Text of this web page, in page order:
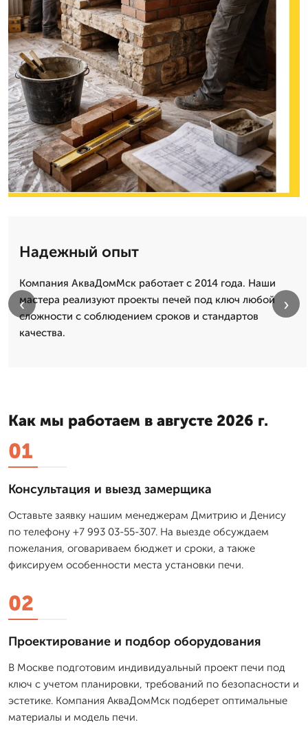
Надежный опыт
Компания АкваДомМск работает с 2014 года. Наши
мастера реализуют проекты печей под ключ любой
сложности с соблюдением сроков и стандартов
качества.
‹ ›
Как мы работаем в августе 2026 г.
01
Консультация и выезд замерщика
Оставьте заявку нашим менеджерам Дмитрию и Денису
по телефону +7 993 03-55-307. На выезде обсуждаем
пожелания, оговариваем бюджет и сроки, а также
фиксируем особенности места установки печи.
02
Проектирование и подбор оборудования
В Москве подготовим индивидуальный проект печи под
ключ с учетом планировки, требований по безопасности и
эстетике. Компания АкваДомМск подберет оптимальные
материалы и модель печи.